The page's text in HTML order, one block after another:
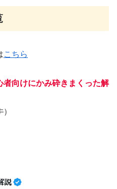
こちら
向けにかみ砕きまくった解
）